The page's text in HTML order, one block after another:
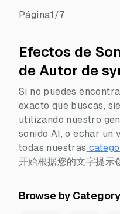
Página1 /7
Efectos de
de Autor de
Si no puedes
exacto que buscas,
utilizando nuestro
sonido AI, o echar un
todas nuestras
开始根据您的文字提示
Browse by Category